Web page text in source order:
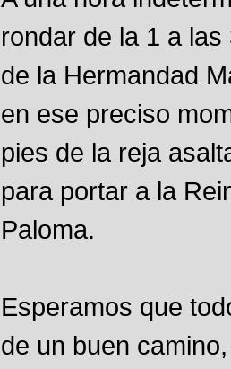
rondar de la 1 a
de la Hermandad
en ese preciso
pies de la reja
para portar a la
Paloma.
Esperamos que
de un buen